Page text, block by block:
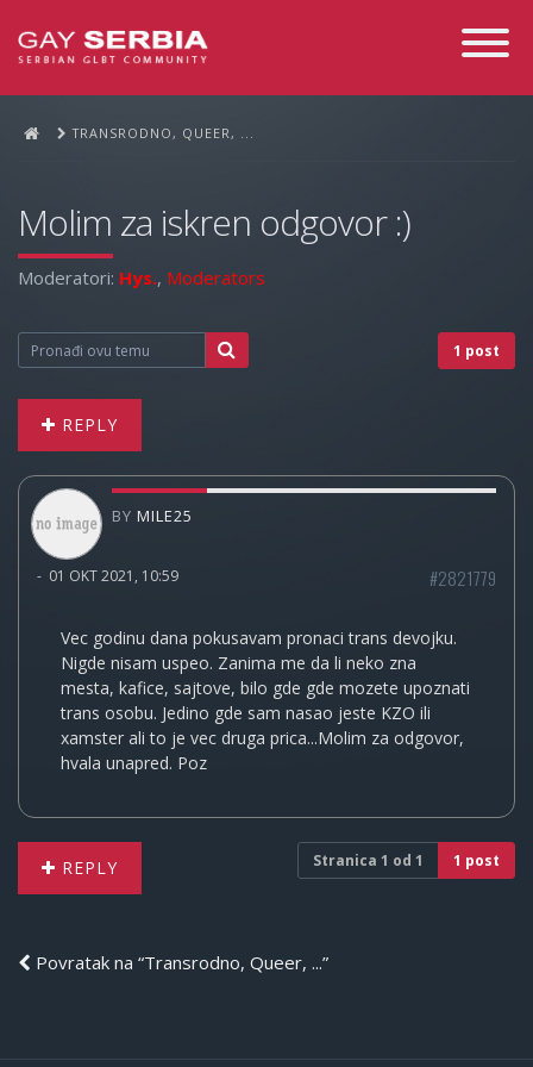
Toggle
TRANSRODNO, QUEER, ...
Molim za iskren odgovor :)
Moderatori: Hys., Moderators
1 post
REPLY
BY MILE25
- 01 OKT 2021, 10:59 #2821779
Vec godinu dana pokusavam pronaci trans devojku.
Nigde nisam uspeo. Zanima me da li neko zna
mesta, kafice, sajtove, bilo gde gde mozete upoznati
trans osobu. Jedino gde sam nasao jeste KZO ili
xamster ali to je vec druga prica...Molim za odgovor,
hvala unapred. Poz
REPLY Stranica 1 od 1 1 post
Povratak na “Transrodno, Queer, ...”